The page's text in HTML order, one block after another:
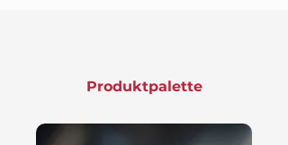
Produktpalette